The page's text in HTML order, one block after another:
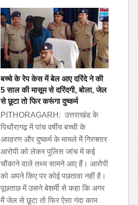
बच्चे के रेप केस में बेल आए दरिंदे ने की
5 साल की मासूम से दरिंदगी, बोला, जेल
से छूटा तो फिर करूंगा दुष्कर्म
PITHORAGARH: उत्तराखंड के
पिथौरागढ़ में पांच वर्षीय बच्ची के
अपहरण और दुष्कर्म के मामले में गिरफ्तार
आरोपी को लेकर पुलिस जांच में कई
चौंकाने वाले तथ्य सामने आए हैं। आरोपी
को अपने किए पर कोई पछतावा नहीं है।
पूछताछ में उसने बेशर्मी से कहा कि अगर
मैं जेल से छूटा तो फिर ऐसा गंदा काम